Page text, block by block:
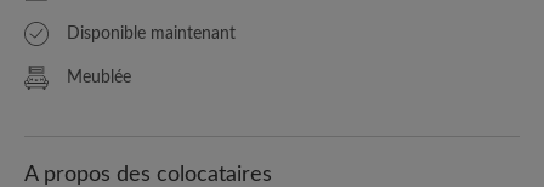
Disponible maintenant
Meublée
A propos des colocataires